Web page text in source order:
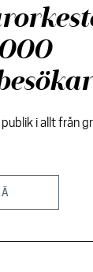
i allt från